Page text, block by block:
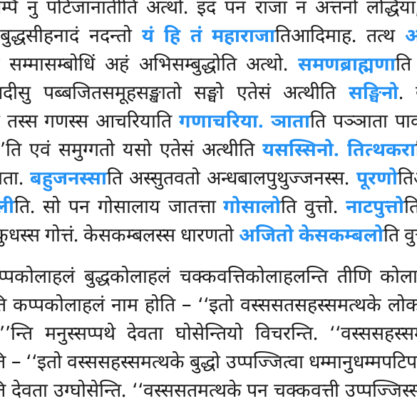
नु पटिजानातीति अत्थो. इदं पन राजा न अत्तनो
नदन्तो यं हि तं महाराजातिआदिमाह. तत्थ
अहं अभिसम्बुद्धोति अत्थो.समणब्राह्मणा
पब्बजितसमूहसङ्खातो सङ्घो एतेसं अत्थीति सङ्घिनो.
गणस्स आचरियातिगणाचरिया. ञाताति पञ्ञाता
एवं समुग्गतो यसो एतेसं अत्थीतियसस्सिनो. तित्थकरा
बहुजनस्साति अस्सुतवतो अन्धबालपुथुज्जनस्स. पूरणो
ति. सो पन गोसालाय जातत्तागोसालोति वुत्तो.नाटपुत्तो
गोत्तं. केसकम्बलस्स धारणतो अजितो केसकम्बलोति
बुद्धकोलाहलं चक्कवत्तिकोलाहलन्ति तीणि
कप्पकोलाहलं नाम होति – ‘‘इतो वस्ससतसहस्समत्थके
मनुस्सप्पथे देवता घोसेन्तियो विचरन्ति.
– ‘‘इतो वस्ससहस्समत्थके बुद्धो उप्पज्जित्वा
देवता उग्घोसेन्ति. ‘‘वस्ससतमत्थके पन चक्कवत्ती